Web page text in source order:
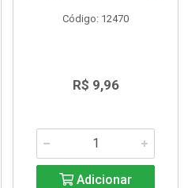
Código: 12470
R$ 9,96
Adicionar